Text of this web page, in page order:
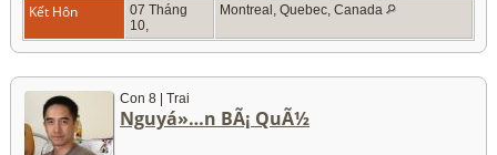
Kết Hôn
07 Tháng
10,
Montreal, Quebec, Canada
Con 8 | Trai
Nguyá»…n BÃ¡ QuÃ½